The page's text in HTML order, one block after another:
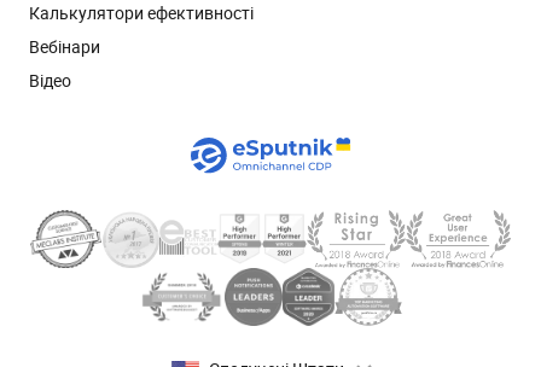
Калькулятори ефективності
Вебінари
Відео